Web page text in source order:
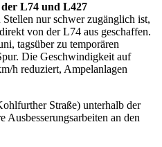
L74 und L427
nur schwer zugänglich ist,
von der L74 aus geschaffen.
tagsüber zu temporären
Die Geschwindigkeit auf
h reduziert, Ampelanlagen
Straße) unterhalb der
Ausbesserungsarbeiten an den